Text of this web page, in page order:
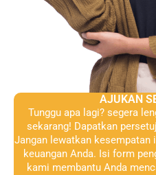
AJUKAN
Tunggu apa lagi? segera
sekarang! Dapatkan
Jangan lewatkan kesempatan
keuangan Anda. Isi form
kami membantu Anda